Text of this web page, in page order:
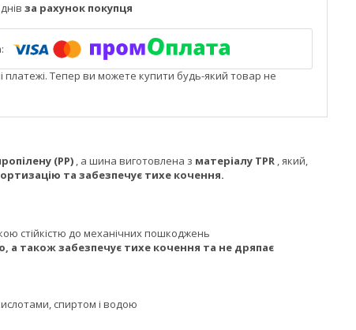
за рахунок покупця
платежі. Тепер ви можете купити будь-який товар не
(PP) , а шина виготовлена ​​з матеріалу TPR , який,
та забезпечує тихе кочення.
стійкістю до механічних пошкоджень
а також забезпечує тихе кочення та не дряпає
спиртом і водою